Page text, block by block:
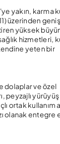
yakın, karma
üzerinden geniş
yüksek
hizmetleri,
yeten bir
dolaplar ve özel
peyzajlı yürüyüş
ortak kullanım
olanak entegre